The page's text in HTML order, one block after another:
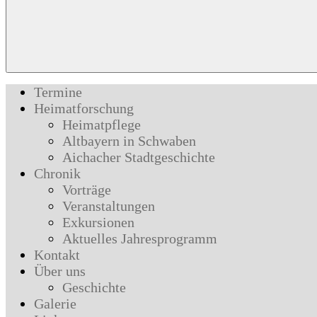
Termine
Heimatforschung
Heimatpflege
Altbayern in Schwaben
Aichacher Stadtgeschichte
Chronik
Vorträge
Veranstaltungen
Exkursionen
Aktuelles Jahresprogramm
Kontakt
Über uns
Geschichte
Galerie